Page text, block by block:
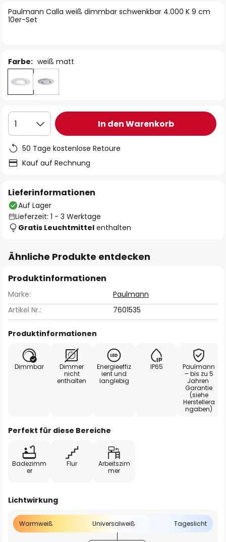
Paulmann Calla weiß dimmbar schwenkbar 4.000 K 9 cm
10er-Set
Farbe: weiß matt
1 In den Warenkorb
50 Tage kostenlose Retoure
Kauf auf Rechnung
Lieferinformationen
Auf Lager
Lieferzeit: 1 - 3 Werktage
Gratis Leuchtmittel enthalten
Ähnliche Produkte entdecken
Produktinformationen
Marke:
Paulmann
Artikel Nr.:
7601535
Produktinformationen
Dimmbar
Dimmer
nicht
enthalten
Energieeffiz
ient und
langlebig
IP65
Paulmann
– bis zu 5
Jahren
Garantie
(siehe
Herstellera
ngaben)
Perfekt für diese Bereiche
Badezimm
er
Flur
Arbeitszim
mer
Lichtwirkung
Warmweiß Universalweiß Tageslicht